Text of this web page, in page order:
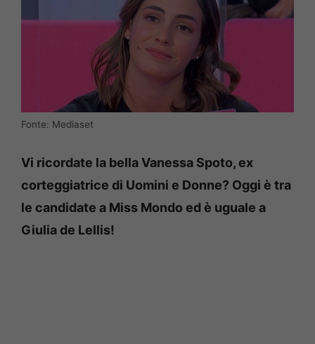
Fonte: Mediaset
Vi ricordate la bella Vanessa Spoto, ex
corteggiatrice di Uomini e Donne? Oggi è tra
le candidate a Miss Mondo ed è uguale a
Giulia de Lellis!